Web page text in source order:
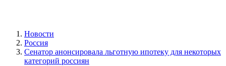
Новости
Россия
Сенатор анонсировала льготную ипотеку для некоторых
категорий россиян